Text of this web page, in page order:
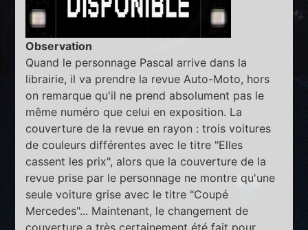
Observation
Quand le personnage Pascal arrive dans la
librairie, il va prendre la revue Auto-Moto, hors
on remarque qu'il ne prend absolument pas le
même numéro que celui en exposition. La
couverture de la revue en rayon : trois voitures
de couleurs différentes avec le titre "Elles
cassent les prix", alors que la couverture de la
revue prise par le personnage ne montre qu'une
seule voiture grise avec le titre "Coupé
Mercedes"... Maintenant, le changement de